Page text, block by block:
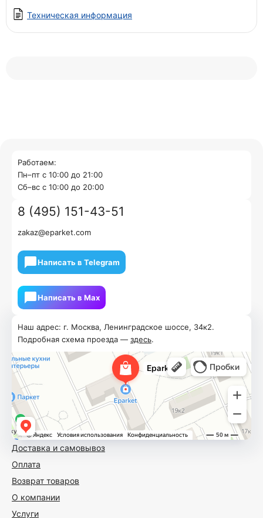
Техническая информация
Доставка и самовывоз
Оплата
Возврат товаров
О компании
Услуги
Наш адрес: г. Москва, Ленинградское шоссе, 34к2.
Подробная схема проезда — здесь.
Работаем:
Пн–пт с 10:00 до 21:00
Cб–вс с 10:00 до 20:00
8 (495) 151-43-51
zakaz@eparket.com
Написать в Telegram
Написать в Мах